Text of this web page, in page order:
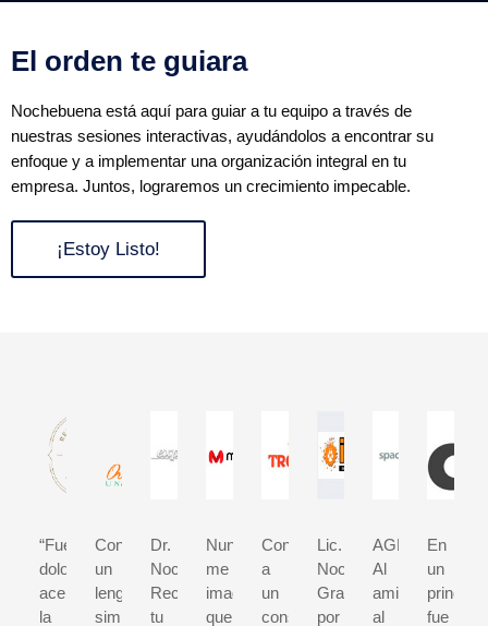
El orden te guiara
Nochebuena está aquí para guiar a tu equipo a través de
nuestras sesiones interactivas, ayudándolos a encontrar su
enfoque y a implementar una organización integral en tu
empresa. Juntos, lograremos un crecimiento impecable.
¡Estoy Listo!
“Fue
doloroso
aceptar
la
Con
un
lenguaje
simple
Dr.
Nochebuena
Reconocemos
tu
Nunca
me
imaginé
que
Contratar
a
un
consultor
Lic.
Nochebuena
Gracias
por
Al
amigo,
al
En
un
principio
fue